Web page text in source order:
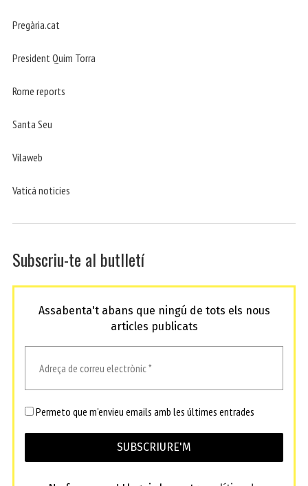
Pregària.cat
President Quim Torra
Rome reports
Santa Seu
Vilaweb
Vaticá noticies
Subscriu-te al butlletí
Assabenta't abans que ningú de tots els nous
articles publicats
Permeto que m'envieu emails amb les últimes entrades